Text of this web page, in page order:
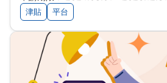
津貼 平台